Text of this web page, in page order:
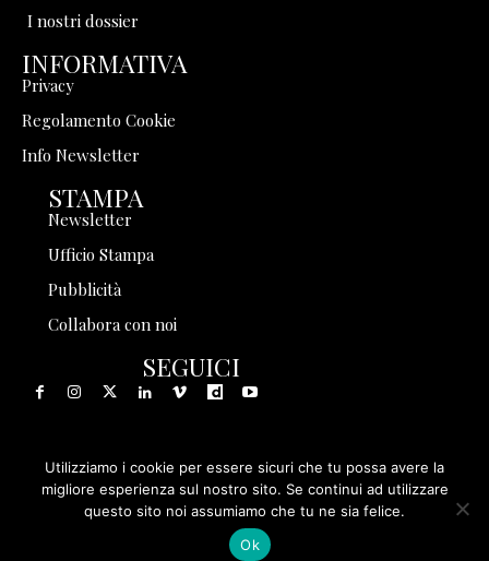
I nostri dossier
INFORMATIVA
Privacy
Regolamento Cookie
Info Newsletter
STAMPA
Newsletter
Ufficio Stampa
Pubblicità
Collabora con noi
SEGUICI
© 1999 - 2025 Storia in Rete Srl - Tutti i diritti riservati - P.
IVA 08570971005
Utilizziamo i cookie per essere sicuri che tu possa avere la
migliore esperienza sul nostro sito. Se continui ad utilizzare
questo sito noi assumiamo che tu ne sia felice.
Ok